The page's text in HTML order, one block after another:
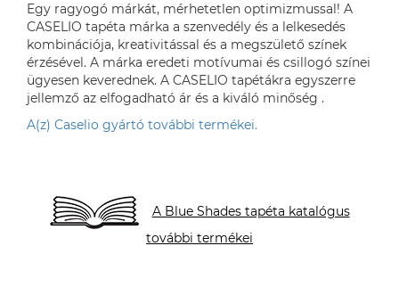
Egy ragyogó márkát, mérhetetlen optimizmussal! A
CASELIO tapéta márka a szenvedély és a lelkesedés
kombinációja, kreativitással és a megszülető színek
érzésével. A márka eredeti motívumai és csillogó színei
ügyesen keverednek. A CASELIO tapétákra egyszerre
jellemző az elfogadható ár és a kiváló minőség .
A(z) Caselio gyártó további termékei.
A Blue Shades tapéta katalógus
további termékei